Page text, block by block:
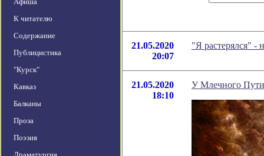
К читателю
Содержание
Публицистика
"Курск"
Кавказ
Балканы
Проза
Поэзия
21.05.2020
20:07
"Я растерялся" -
21.05.2020
18:10
У Млечного Пути